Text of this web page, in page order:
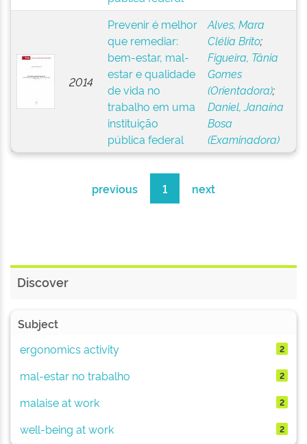
2014
Prevenir é melhor
que remediar:
bem-estar, mal-
estar e qualidade
de vida no
trabalho em uma
instituição
pública federal
Alves, Mara
Clélia Brito;
Figueira, Tânia
Gomes
(Orientadora);
Daniel, Janaína
Bosa
(Examinadora)
previous 1 next
Discover
Subject
ergonomics activity
2
mal-estar no trabalho 2
malaise at work 2
well-being at work 2